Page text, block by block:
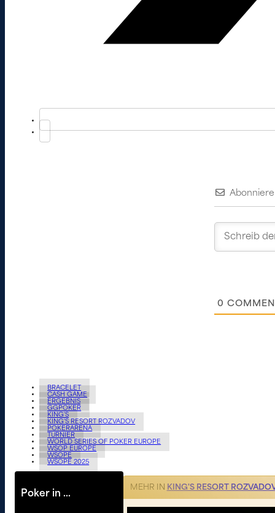
0
BRACELET
CASH GAME
ERGEBNIS
GGPOKER
KING'S
KING'S RESORT ROZVADOV
POKERARENA
TURNIER
WORLD SERIES OF POKER EUROPE
WSOP EUROPE
WSOPE
WSOPE 2025
Poker in …
MEHR IN KING'S RESORT